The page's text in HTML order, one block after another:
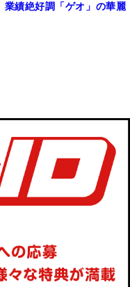
績絶好調「ゲオ」の華麗